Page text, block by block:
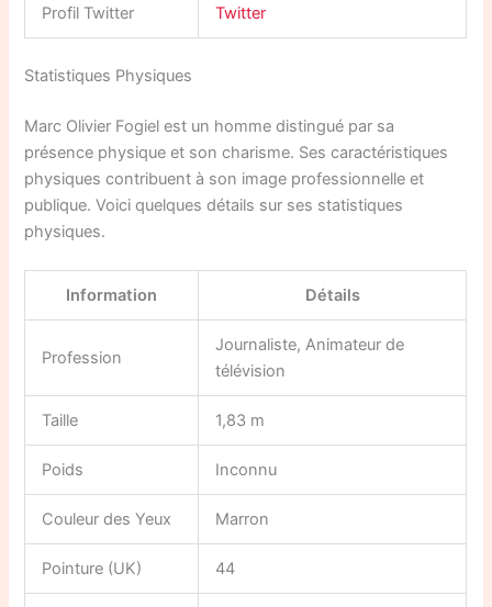
Profil Twitter Twitter
Statistiques Physiques
Marc Olivier Fogiel est un homme distingué par sa
présence physique et son charisme. Ses caractéristiques
physiques contribuent à son image professionnelle et
publique. Voici quelques détails sur ses statistiques
physiques.
Information Détails
Profession
Journaliste, Animateur de
télévision
Taille 1,83 m
Poids Inconnu
Couleur des Yeux Marron
Pointure (UK) 44